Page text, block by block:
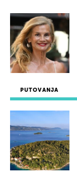
PUTOVANJA